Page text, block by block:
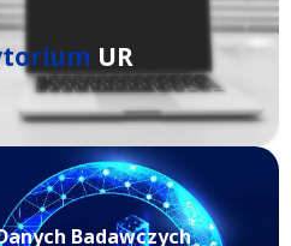
UR
Badawczych